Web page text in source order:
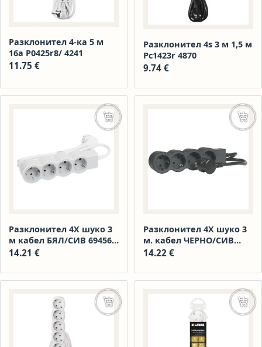
Разклонител 4-ка 5 м
16а P0425r8/ 4241
11.75 €
Разклонител 4s 3 м 1,5 м
Pc1423r 4870
9.74 €
Разклонител 4Х шуко 3
м кабел БЯЛ/СИВ 694561
1925064 АМ
14.21 €
Добавяне в количката
Разклонител 4Х шуко 3
м. кабел ЧЕРНО/СИВ
694562 АМ 1925065
14.22 €
Добавяне в количката